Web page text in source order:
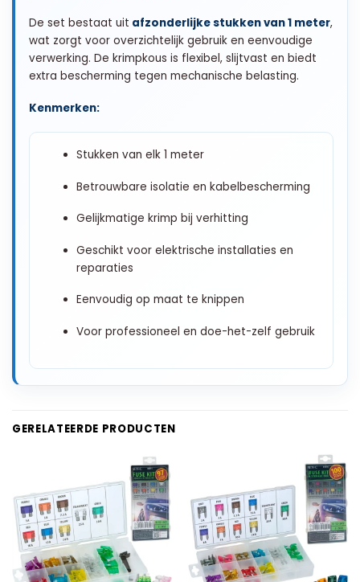
De set bestaat uit afzonderlijke stukken van 1 meter,
wat zorgt voor overzichtelijk gebruik en eenvoudige
verwerking. De krimpkous is flexibel, slijtvast en biedt
extra bescherming tegen mechanische belasting.
Kenmerken:
Stukken van elk 1 meter
Betrouwbare isolatie en kabelbescherming
Gelijkmatige krimp bij verhitting
Geschikt voor elektrische installaties en
reparaties
Eenvoudig op maat te knippen
Voor professioneel en doe-het-zelf gebruik
GERELATEERDE PRODUCTEN